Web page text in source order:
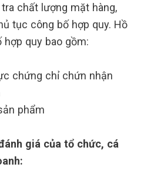
chất lượng mặt hàng,
tục công bố hợp quy. Hồ
quy bao gồm:
chứng chỉ chứn nhận
phẩm
giá của tổ chức, cá